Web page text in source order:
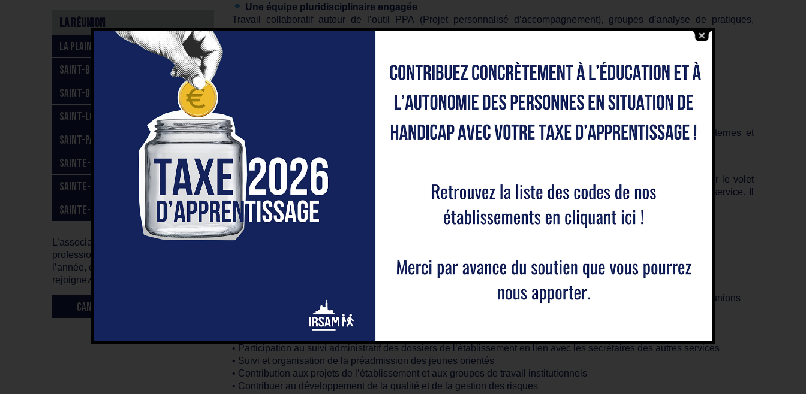
La Réunion
LA PLAINE-DES-PALMISTES
SAINT-BENOÎT
SAINT-DENIS
SAINT-LOUIS
SAINT-PAUL
SAINTE-CLOTILDE
SAINTE-MARIE
SAINTE-SUZANNE
L’association IRSAM recrute des
professionnels tout au long de
l’année, consultez nos offres et
rejoignez-nous !
CANDIDATURE SPONTANÉE
Une équipe pluridisciplinaire engagée
Travail collaboratif autour de l’outil PPA (Projet personnalisé d’accompagnement), groupes d’analyse de pratiques,
réunions de coordination régulières.
– Mutuelle d’entreprise, congés supplémentaires, aides à la mobilité durable,
Un fort engagement pour la formation
– 900 professionnels formés chaque année
– 4,5 % de la masse salariale dédiée à la montée en compétences
Avec des implantations sur plusieurs territoires et une diversité de publics, nous favorisons les mobilités internes et
l’enrichissement des expériences.
Missions principales :
L’agent administratif, en lien étroit avec le chef de service, organise le fonctionnement quotidien du service sur le volet
administratif. Il est en lien avec les familles, les partenaires et les professionnels dans le cadre du projet de service. Il
contribue à la gestion du Dossier Informatisé et structure l’activité du service sur le plan administratif.
Activités principales
En lien étroit avec le chef de service et la direction de l’établissement. Il/elle assure les activités suivantes :
• Gérer les dossiers des jeunes (création, suivi, classement et archivage…)
• Suivi et gestion administrative des Projets Personnalisés d’Accompagnement
• Gérer les rendez-vous et les appels téléphoniques, notamment avec les familles
• Élaborer, mettre en forme, rédiger, diffuser et envoyer des courriers, des documents et des comptes-rendus de réunions
• Assurer l’accueil téléphonique du service / de l’établissement
• Renseigner les différents professionnels internes et externes
• Participation au suivi administratif des dossiers de l’établissement en lien avec les secrétaires des autres services
• Suivi et organisation de la préadmission des jeunes orientés
• Contribution aux projets de l’établissement et aux groupes de travail institutionnels
• Contribuer au développement de la qualité et de la gestion des risques